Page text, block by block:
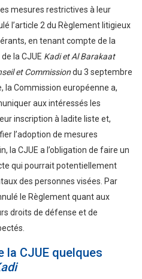
mesures restrictives à leur
l’article 2 du Règlement litigieux
en tenant compte de la
la CJUE Kadi et Al Barakaat
et Commissiondu 3 septembre
la Commission européenne a,
aux intéressés les
inscription à ladite liste et,
l’adoption de mesures
la CJUE a l’obligation de faire un
qui pourrait potentiellement
des personnes visées. Par
le Règlement quant aux
droits de défense et de
CJUE quelques